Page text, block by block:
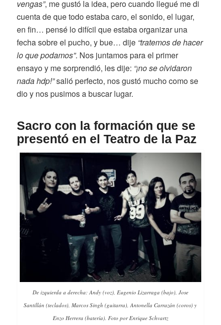
vengas”, me gustó la idea, pero cuando llegué me di
cuenta de que todo estaba caro, el sonido, el lugar,
en fin… pensé lo difícil que estaba organizar una
fecha sobre el pucho, y bue… dije “tratemos de hacer
lo que podamos”. Nos juntamos para el primer
ensayo y me sorprendió, les dije: “¡no se olvidaron
nada hdp!”salió perfecto, nos gustó mucho como se
dio y nos pusimos a buscar lugar.
Sacro con la formación que se
presentó en el Teatro de la Paz
De izquierda a derecha: Andy (voz), Eugenio Lizarraga (bajo), Jose
Santillán (teclados), Marcos Singh (guitarra), Antonella Carrazán (coros) y
Enzo Herrera (batería). Foto por Enrique Schvartz